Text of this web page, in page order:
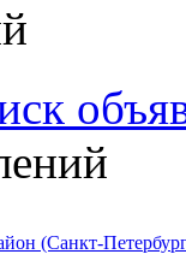
(Санкт-